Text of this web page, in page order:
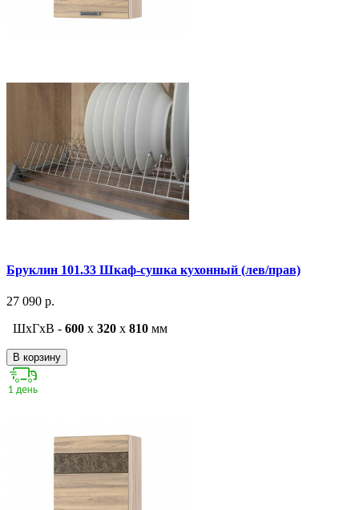
Бруклин 101.33 Шкаф-сушка кухонный (лев/прав)
27 090 р.
ШxГxВ - 600 x 320 x 810 мм
В корзину